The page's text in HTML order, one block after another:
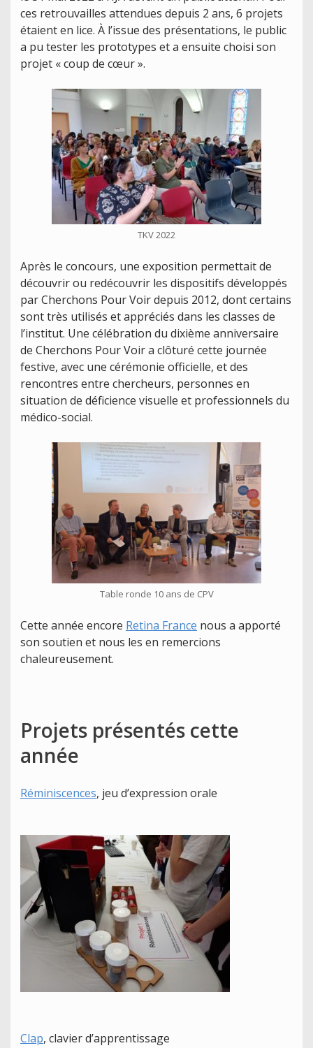
ces retrouvailles attendues depuis 2 ans, 6 projets
étaient en lice. À l’issue des présentations, le public
a pu tester les prototypes et a ensuite choisi son
projet « coup de cœur ».
TKV 2022
Après le concours, une exposition permettait de
découvrir ou redécouvrir les dispositifs développés
par Cherchons Pour Voir depuis 2012, dont certains
sont très utilisés et appréciés dans les classes de
l’institut. Une célébration du dixième anniversaire
de Cherchons Pour Voir a clôturé cette journée
festive, avec une cérémonie officielle, et des
rencontres entre chercheurs, personnes en
situation de déficience visuelle et professionnels du
médico-social.
Table ronde 10 ans de CPV
Cette année encore Retina France nous a apporté
son soutien et nous les en remercions
chaleureusement.
Projets présentés cette
année
Réminiscences, jeu d’expression orale
Clap, clavier d’apprentissage